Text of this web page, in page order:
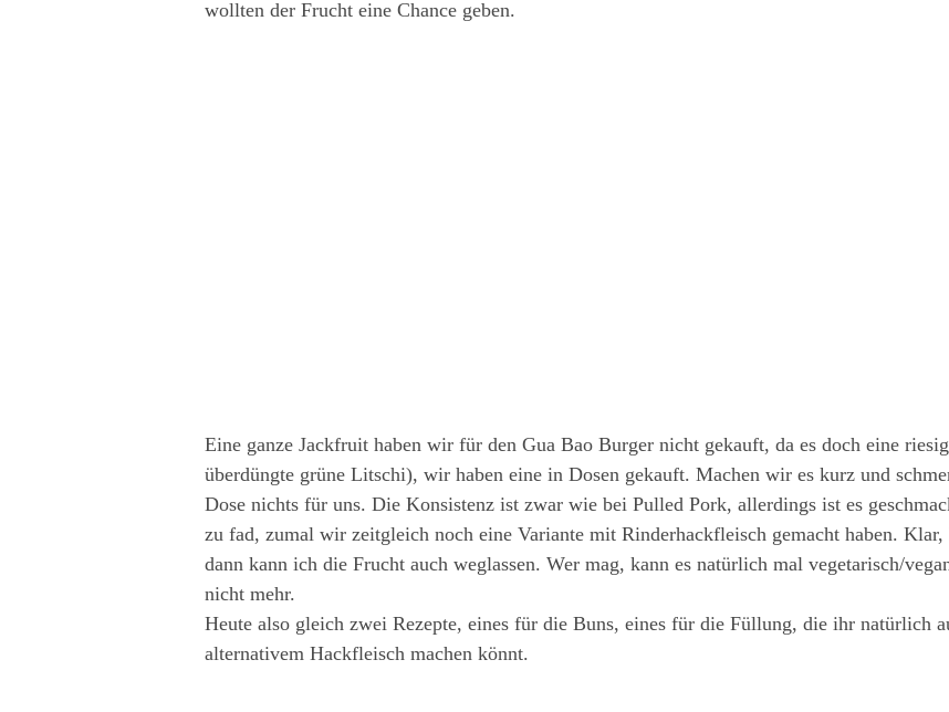
wollten der Frucht eine Chance geben.
Eine ganze Jackfruit haben wir für den Gua Bao Burger nicht gekauft, da es doch eine
überdüngte grüne Litschi), wir haben eine in Dosen gekauft. Machen wir es kurz und
Dose nichts für uns. Die Konsistenz ist zwar wie bei Pulled Pork, allerdings ist es
zu fad, zumal wir zeitgleich noch eine Variante mit Rinderhackfleisch gemacht haben.
dann kann ich die Frucht auch weglassen. Wer mag, kann es natürlich mal vegetarisch/
nicht mehr.
Heute also gleich zwei Rezepte, eines für die Buns, eines für die Füllung, die ihr natürlich
alternativem Hackfleisch machen könnt.